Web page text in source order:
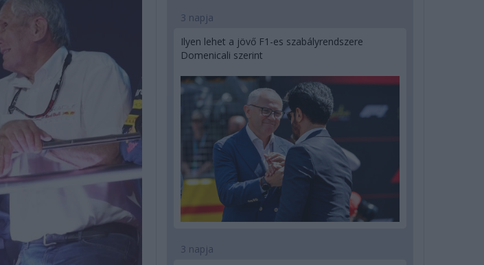
3 napja
Ilyen lehet a jövő F1-es szabályrendszere
Domenicali szerint
3 napja